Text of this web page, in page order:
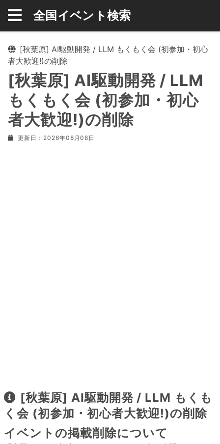
全国イベント検索
[秋葉原] AI駆動開発 / LLM もくもく会 (初参加・初心
者大歓迎!)の削除
[秋葉原] AI駆動開発 / LLM
もくもく会 (初参加・初心
者大歓迎!)の削除
更新日：2026年08月08日
[秋葉原] AI駆動開発 / LLM もくも
く会 (初参加・初心者大歓迎!)の削除
イベントの掲載削除について